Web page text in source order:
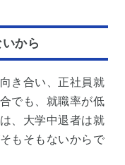
から
き合い、正社員就
でも、就職率が低
、大学中退者は就
もそもないからで